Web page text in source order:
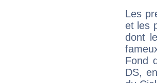
Les
et les
dont
Fond
DS,